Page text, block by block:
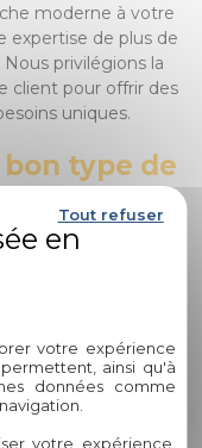
moderne à votre
expertise de plus de
privilégions la
client pour offrir des
uniques.
type de
?
de plusieurs
vos
dans cette
personnalisés en
et de vos
votre expérience
ainsi qu'à
données comme
votre expérience,
Tout refuser